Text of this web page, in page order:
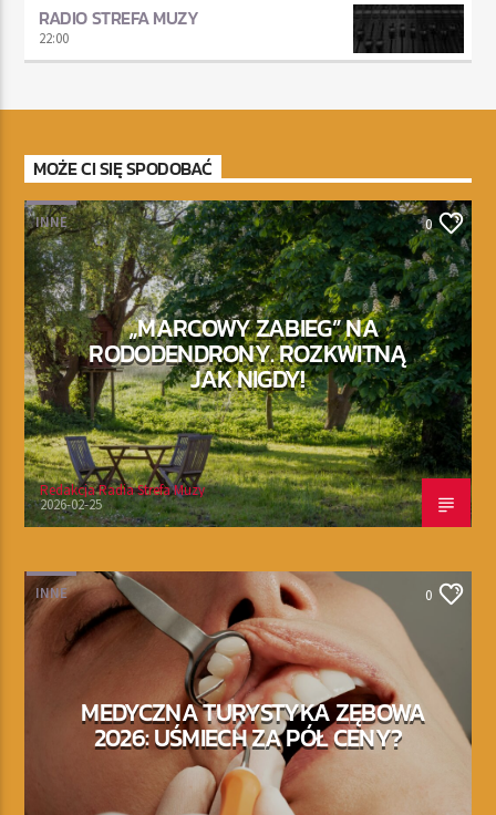
RADIO STREFA MUZY
22:00
MOŻE CI SIĘ SPODOBAĆ
INNE 0
„MARCOWY ZABIEG” NA
RODODENDRONY. ROZKWITNĄ
JAK NIGDY!
Redakcja Radia Strefa Muzy
2026-02-25
INNE 0
MEDYCZNA TURYSTYKA ZĘBOWA
2026: UŚMIECH ZA PÓŁ CENY?